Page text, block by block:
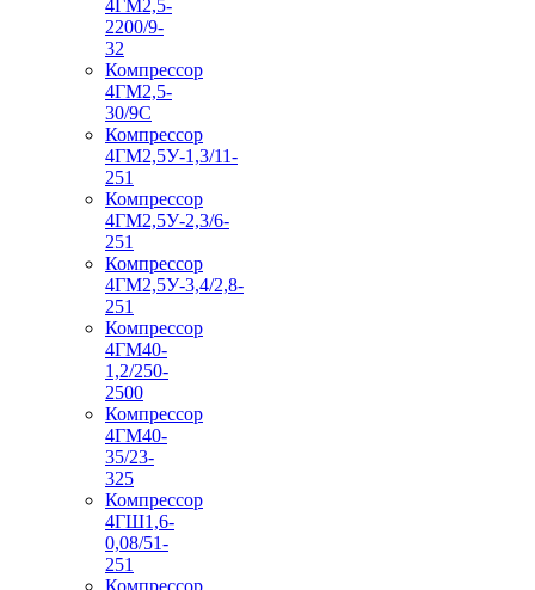
4ГМ2,5-
2200/9-
32
Компрессор
4ГМ2,5-
30/9С
Компрессор
4ГМ2,5У-1,3/11-
251
Компрессор
4ГМ2,5У-2,3/6-
251
Компрессор
4ГМ2,5У-3,4/2,8-
251
Компрессор
4ГМ40-
1,2/250-
2500
Компрессор
4ГМ40-
35/23-
325
Компрессор
4ГШ1,6-
0,08/51-
251
Компрессор